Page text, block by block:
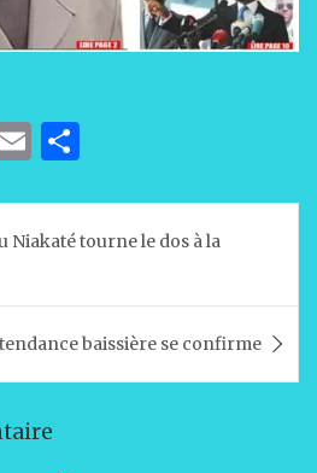
E
ai
l
ta
g
er
Niakaté tourne le dos à la
tendance baissière se confirme